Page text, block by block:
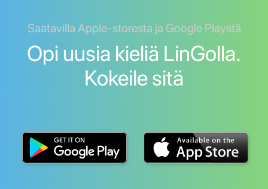
Saatavilla Apple-storesta ja Google Playstä
Opi uusia kieliä LinGolla.
Kokeile sitä